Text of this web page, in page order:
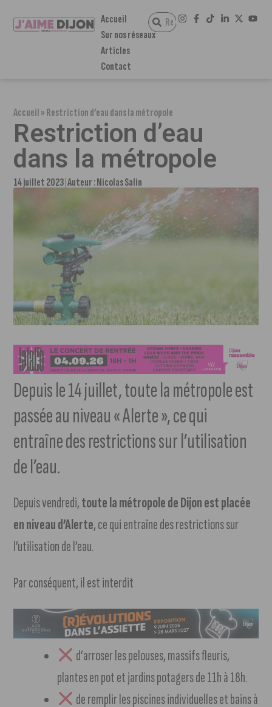
Accueil
Sur nos réseaux
Articles
Contact
Accueil»Restriction d’eau dans la métropole
Restriction d’eau
dans la métropole
14 juillet 2023 Auteur :Nicolas Salin
Depuis le 14 juillet, toute la métropole est
passée au niveau « Alerte », ce qui
entraîne des restrictions sur l’utilisation
de l’eau.
Depuis vendredi,toute la métropole de Dijon est placée
en niveau d’Alerte, ce qui entraîne des restrictions sur
l’utilisation de l’eau.
Par conséquent, il est interdit
d’arroser les pelouses, massifs fleuris,
plantes en pot et jardins potagers de 11h à 18h.
de remplir les piscines individuelles et bains à